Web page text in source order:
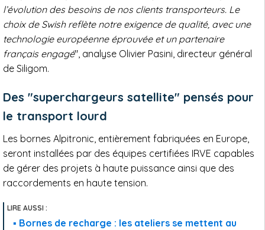
l’évolution des besoins de nos clients transporteurs. Le
choix de Swish reflète notre exigence de qualité, avec une
technologie européenne éprouvée et un partenaire
français engagé", analyse Olivier Pasini, directeur général
de Siligom.
Des "superchargeurs satellite" pensés pour
le transport lourd
Les bornes Alpitronic, entièrement fabriquées en Europe,
seront installées par des équipes certifiées IRVE capables
de gérer des projets à haute puissance ainsi que des
raccordements en haute tension.
Bornes de recharge : les ateliers se mettent au